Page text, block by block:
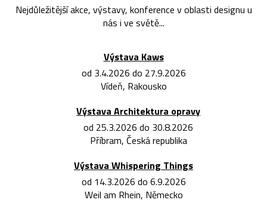
Nejdůležitější akce, výstavy, konference v oblasti designu u
nás i ve světě...
Výstava Kaws
od 3.4.2026 do 27.9.2026
Vídeň, Rakousko
Výstava Architektura opravy
od 25.3.2026 do 30.8.2026
Příbram, Česká republika
Výstava Whispering Things
od 14.3.2026 do 6.9.2026
Weil am Rhein, Německo